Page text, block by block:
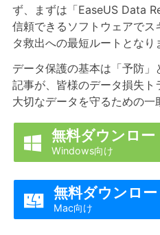
ず、まずは「EaseUS Data
信頼できるソフトウェアで
タ救出への最短ルートとなり
データ保護の基本は「予防
記事が、皆様のデータ損失ト
大切なデータを守るための一
 無料ダウンロー
Windows向け
 無料ダウンロー
Mac向け